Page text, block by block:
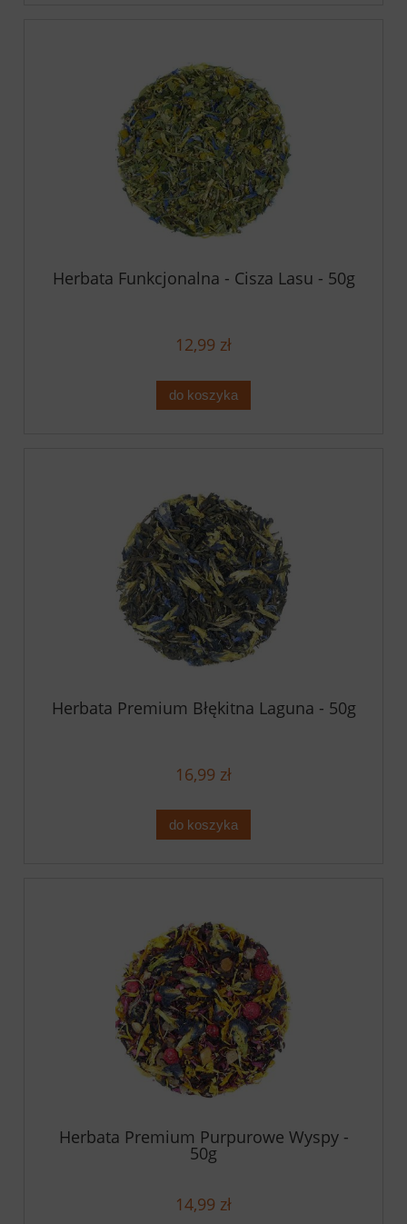
Herbata Funkcjonalna - Cisza Lasu - 50g
12,99 zł
do koszyka
Herbata Premium Błękitna Laguna - 50g
16,99 zł
do koszyka
Herbata Premium Purpurowe Wyspy -
50g
14,99 zł